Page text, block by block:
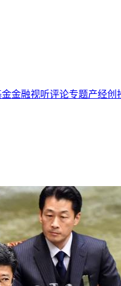
金金融视听评论专题产经创